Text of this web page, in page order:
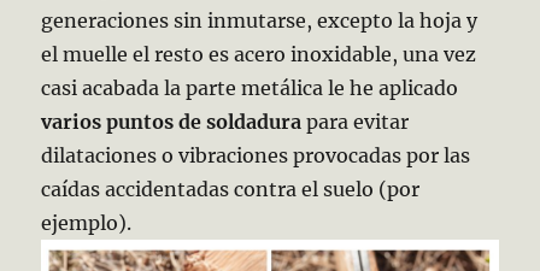
generaciones sin inmutarse, excepto la hoja y
el muelle el resto es acero inoxidable, una vez
casi acabada la parte metálica le he aplicado
varios puntos de soldadura para evitar
dilataciones o vibraciones provocadas por las
caídas accidentadas contra el suelo (por
ejemplo).